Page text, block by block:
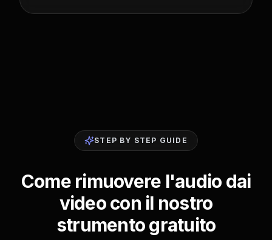
STEP BY STEP GUIDE
Come rimuovere l'audio dai
video con il nostro
strumento gratuito